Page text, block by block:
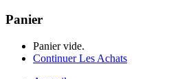
Panier
Panier vide.
Continuer Les Achats